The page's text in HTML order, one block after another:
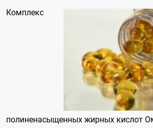
Комплекс
полиненасыщенных жирных кислот